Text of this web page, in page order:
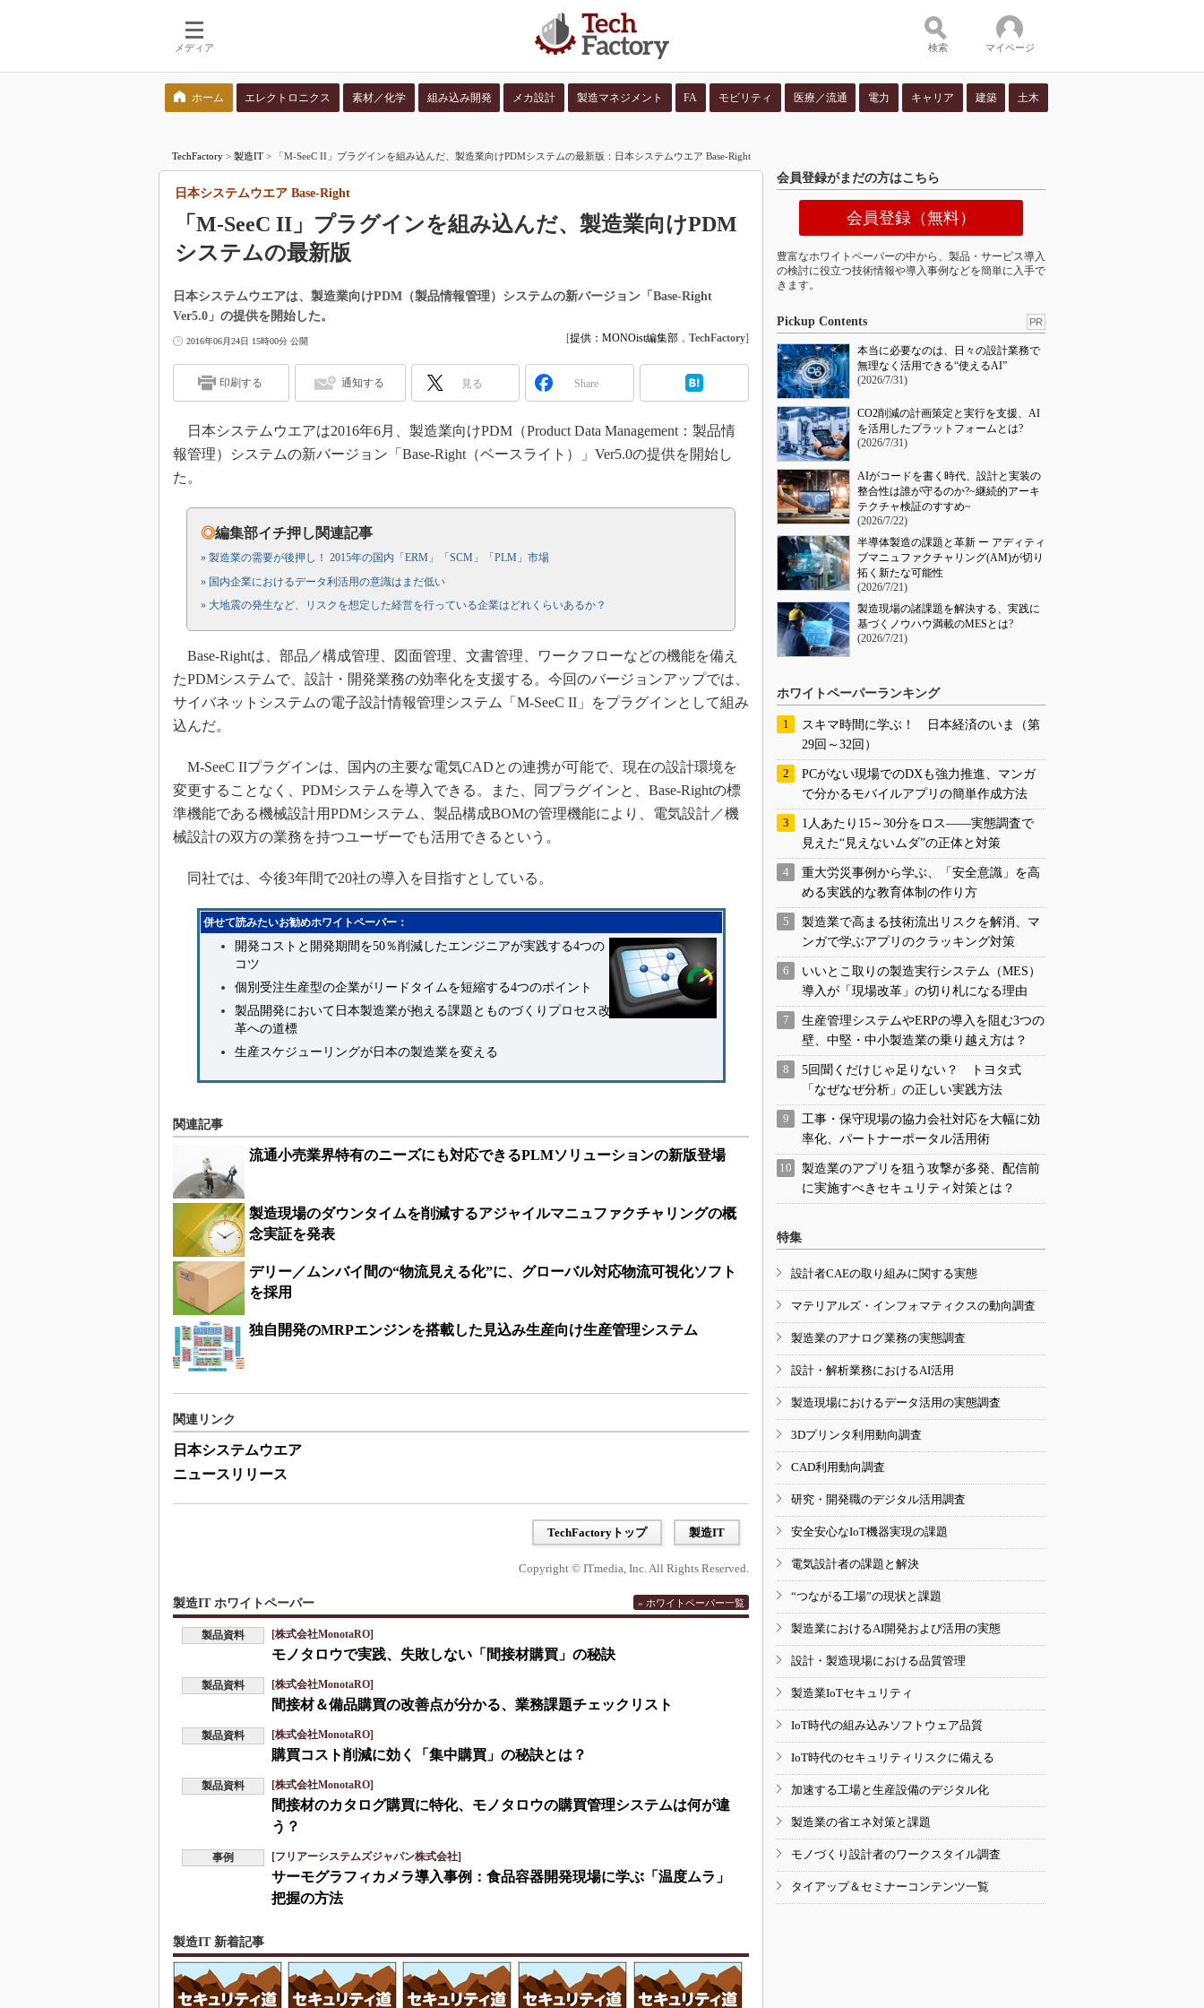
メディア 検索 マイページ
ホーム エレクトロニクス 素材／化学 組み込み開発 メカ設計 製造マネジメント FA モビリティ 医療／流通 電力 キャリア 建築 土木
TechFactory > 製造IT > 「M-SeeC II」プラグインを組み込んだ、製造業向けPDMシステムの最新版：日本システムウエア Base-Right
「M-SeeC II」プラグインを組み込んだ、製造業向けPDM
システムの最新版
日本システムウエア Base-Right
日本システムウエアは、製造業向けPDM（製品情報管理）システムの新バージョン「Base-Right
Ver5.0」の提供を開始した。
2016年06月24日 15時00分 公開 [提供：MONOist編集部 ， TechFactory]
印刷する 通知する 見る Share
日本システムウエアは2016年6月、製造業向けPDM（Product Data Management：製品情
報管理）システムの新バージョン「Base-Right（ベースライト）」Ver5.0の提供を開始し
た。
◎編集部イチ押し関連記事
» 製造業の需要が後押し！ 2015年の国内「ERM」「SCM」「PLM」市場
» 国内企業におけるデータ利活用の意識はまだ低い
» 大地震の発生など、リスクを想定した経営を行っている企業はどれくらいあるか？
Base-Rightは、部品／構成管理、図面管理、文書管理、ワークフローなどの機能を備え
たPDMシステムで、設計・開発業務の効率化を支援する。今回のバージョンアップでは、
サイバネットシステムの電子設計情報管理システム「M-SeeC II」をプラグインとして組み
込んだ。
M-SeeC IIプラグインは、国内の主要な電気CADとの連携が可能で、現在の設計環境を
変更することなく、PDMシステムを導入できる。また、同プラグインと、Base-Rightの標
準機能である機械設計用PDMシステム、製品構成BOMの管理機能により、電気設計／機
械設計の双方の業務を持つユーザーでも活用できるという。
同社では、今後3年間で20社の導入を目指すとしている。
併せて読みたいお勧めホワイトペーパー：
開発コストと開発期間を50％削減したエンジニアが実践する4つの
コツ
個別受注生産型の企業がリードタイムを短縮する4つのポイント
製品開発において日本製造業が抱える課題とものづくりプロセス改
革への道標
生産スケジューリングが日本の製造業を変える
関連記事
流通小売業界特有のニーズにも対応できるPLMソリューションの新版登場
製造現場のダウンタイムを削減するアジャイルマニュファクチャリングの概
念実証を発表
デリー／ムンバイ間の“物流見える化”に、グローバル対応物流可視化ソフト
を採用
独自開発のMRPエンジンを搭載した見込み生産向け生産管理システム
関連リンク
日本システムウエア
ニュースリリース
TechFactoryトップ 製造IT
Copyright © ITmedia, Inc. All Rights Reserved.
製造IT ホワイトペーパー » ホワイトペーパー一覧
製品資料 [株式会社MonotaRO]
モノタロウで実践、失敗しない「間接材購買」の秘訣
製品資料 [株式会社MonotaRO]
間接材＆備品購買の改善点が分かる、業務課題チェックリスト
製品資料 [株式会社MonotaRO]
購買コスト削減に効く「集中購買」の秘訣とは？
製品資料 [株式会社MonotaRO]
間接材のカタログ購買に特化、モノタロウの購買管理システムは何が違
う？
事例 [フリアーシステムズジャパン株式会社]
サーモグラフィカメラ導入事例：食品容器開発現場に学ぶ「温度ムラ」
把握の方法
製造IT 新着記事
会員登録がまだの方はこちら
会員登録（無料）
豊富なホワイトペーパーの中から、製品・サービス導入
の検討に役立つ技術情報や導入事例などを簡単に入手で
きます。
Pickup Contents PR
本当に必要なのは、日々の設計業務で
無理なく活用できる“使えるAI”
(2026/7/31)
CO2削減の計画策定と実行を支援、AI
を活用したプラットフォームとは?
(2026/7/31)
AIがコードを書く時代、設計と実装の
整合性は誰が守るのか?~継続的アーキ
テクチャ検証のすすめ~
(2026/7/22)
半導体製造の課題と革新 ー アディティ
ブマニュファクチャリング(AM)が切り
拓く新たな可能性
(2026/7/21)
製造現場の諸課題を解決する、実践に
基づくノウハウ満載のMESとは?
(2026/7/21)
ホワイトペーパーランキング
スキマ時間に学ぶ！ 日本経済のいま（第
29回～32回）
PCがない現場でのDXも強力推進、マンガ
で分かるモバイルアプリの簡単作成方法
1人あたり15～30分をロス――実態調査で
見えた“見えないムダ”の正体と対策
重大労災事例から学ぶ、「安全意識」を高
める実践的な教育体制の作り方
製造業で高まる技術流出リスクを解消、マ
ンガで学ぶアプリのクラッキング対策
いいとこ取りの製造実行システム（MES）
導入が「現場改革」の切り札になる理由
生産管理システムやERPの導入を阻む3つの
壁、中堅・中小製造業の乗り越え方は？
5回聞くだけじゃ足りない？ トヨタ式
「なぜなぜ分析」の正しい実践方法
工事・保守現場の協力会社対応を大幅に効
率化、パートナーポータル活用術
製造業のアプリを狙う攻撃が多発、配信前
に実施すべきセキュリティ対策とは？
特集
設計者CAEの取り組みに関する実態
マテリアルズ・インフォマティクスの動向調査
製造業のアナログ業務の実態調査
設計・解析業務におけるAI活用
製造現場におけるデータ活用の実態調査
3Dプリンタ利用動向調査
CAD利用動向調査
研究・開発職のデジタル活用調査
安全安心なIoT機器実現の課題
電気設計者の課題と解決
“つながる工場”の現状と課題
製造業におけるAI開発および活用の実態
設計・製造現場における品質管理
製造業IoTセキュリティ
IoT時代の組み込みソフトウェア品質
IoT時代のセキュリティリスクに備える
加速する工場と生産設備のデジタル化
製造業の省エネ対策と課題
モノづくり設計者のワークスタイル調査
タイアップ＆セミナーコンテンツ一覧